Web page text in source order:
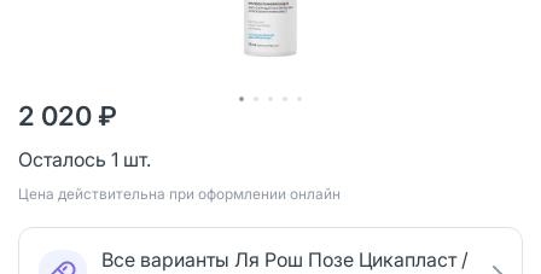
2 020 ₽
Осталось 1 шт.
Цена действительна при оформлении онлайн
Все варианты Ля Рош Позе Цикапласт /